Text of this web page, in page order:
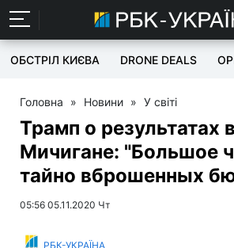
ОБСТРІЛ КИЄВА DRONE DEALS
Головна » Новини » У світі
Трамп о результатах в
Мичигане: "Большое
тайно вброшенных
05:56 05.11.2020 Чт
РБК-УКРАЇНА